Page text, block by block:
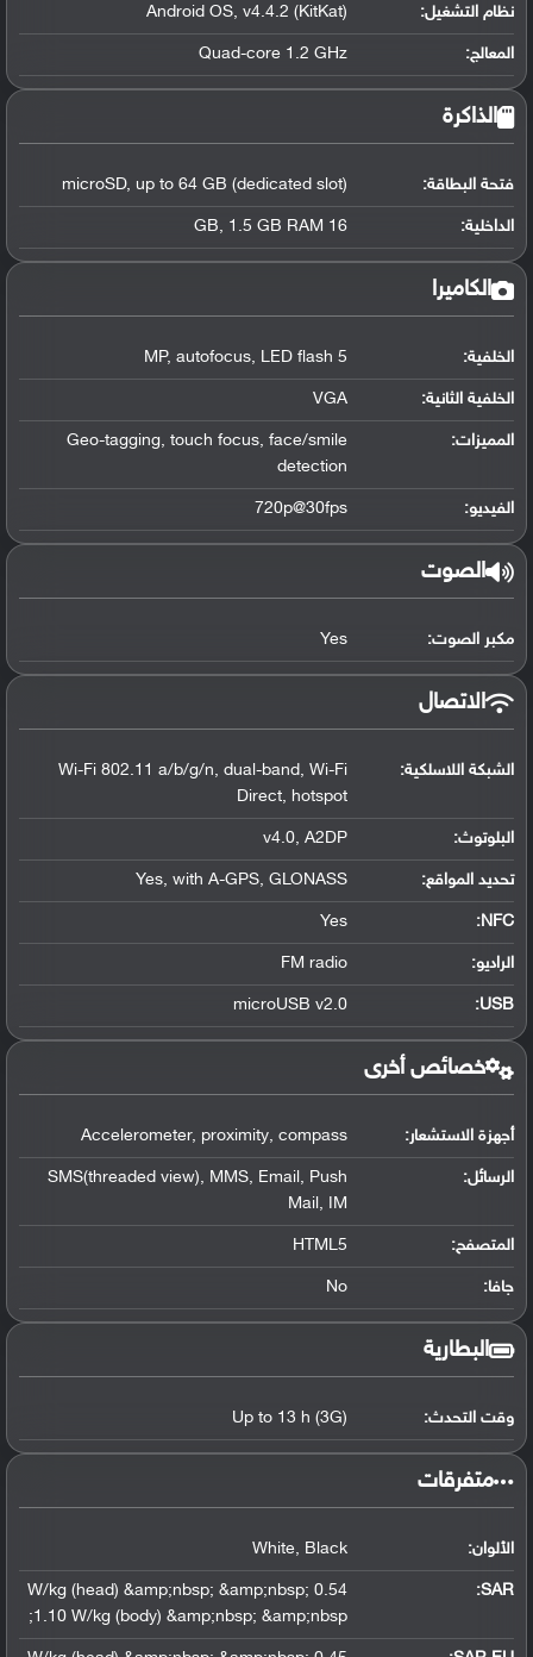
نظام التشغيل:
Android OS, v4.4.2 (KitKat)
المعالج:
Quad-core 1.2 GHz
الذاكرة
فتحة البطاقة: microSD, up to 64 GB (dedicated slot)
الداخلية: 16 GB, 1.5 GB RAM
الكاميرا
الخلفية: 5 MP, autofocus, LED flash
الخلفية الثانية: VGA
المميزات:
Geo-tagging, touch focus, face/smile
detection
الفيديو: 720p@30fps
الصوت
مكبر الصوت: Yes
الاتصال
الشبكة اللاسلكية:
Wi-Fi 802.11 a/b/g/n, dual-band, Wi-Fi
Direct, hotspot
البلوتوث:
v4.0, A2DP
تحديد المواقع:
Yes, with A-GPS, GLONASS
NFC
:
Yes
الراديو: FM radio
USB
:
microUSB v2.0
خصائص أخرى
أجهزة الاستشعار: Accelerometer, proximity, compass
الرسائل:
SMS(threaded view), MMS, Email, Push
Mail, IM
المتصفح: HTML5
جافا: No
البطارية
وقت التحدث: Up to 13 h (3G)
‏متفرقات‏
الألوان: White, Black
SAR
:
0.54 W/kg (head) &amp;nbsp; &amp;nbsp;
1.10 W/kg (body) &amp;nbsp; &amp;nbsp;